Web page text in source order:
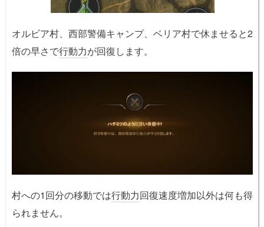
オルビア村、西部警備キャンプ、ベリア村で休ませると2
倍の早さで行動力が回復します。
村への1回分の移動では行動力回復速度増加以外は何も得
られません。